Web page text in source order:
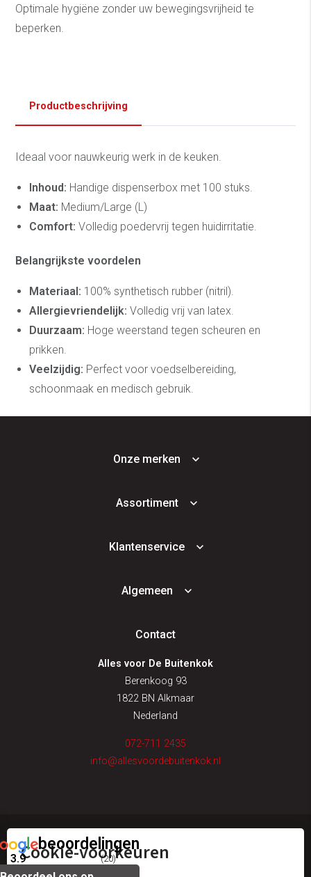
Optimale hygiëne zonder uw bewegingsvrijheid te
beperken.
Productbeschrijving
Ideaal voor nauwkeurig werk in de keuken.
Inhoud: Handige dispenserbox met 100 stuks.
Maat: Medium/Large (L)
Comfort: Volledig poedervrij tegen huidirritatie.
Belangrijkste voordelen
Materiaal: 100% synthetisch rubber (nitril).
Allergievriendelijk: Volledig vrij van latex.
Duurzaam: Hoge weerstand tegen scheuren en
prikken.
Veelzijdig: Perfect voor voedselbereiding,
schoonmaak en medisch gebruik.
Onze merken
Assortiment
Klantenservice
Algemeen
Contact
Alles voor De Buitenkok
Berenkoog 93
1822 BN Alkmaar
Nederland
072-711 2435
info@allesvoordebuitenkok.nl
© alles voor de buitenkok
beoordelingen
3.9 (20)
Cookie-voorkeuren